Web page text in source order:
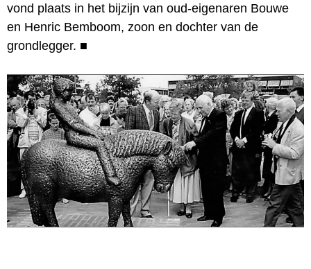
vond plaats in het bijzijn van oud-eigenaren Bouwe
en Henric Bemboom, zoon en dochter van de
grondlegger. ■